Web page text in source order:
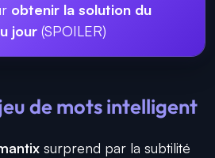
obtenir la solution du
jour (SPOILER)
de mots intelligent
surprend par la subtilité